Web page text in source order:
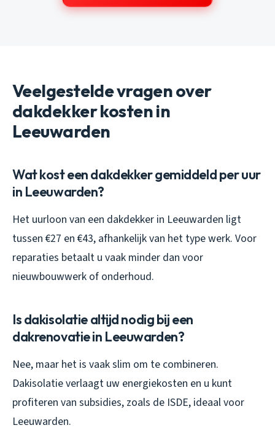
Veelgestelde vragen over
dakdekker kosten in
Leeuwarden
Wat kost een dakdekker gemiddeld per uur
in Leeuwarden?
Het uurloon van een dakdekker in Leeuwarden ligt
tussen €27 en €43, afhankelijk van het type werk. Voor
reparaties betaalt u vaak minder dan voor
nieuwbouwwerk of onderhoud.
Is dakisolatie altijd nodig bij een
dakrenovatie in Leeuwarden?
Nee, maar het is vaak slim om te combineren.
Dakisolatie verlaagt uw energiekosten en u kunt
profiteren van subsidies, zoals de ISDE, ideaal voor
Leeuwarden.